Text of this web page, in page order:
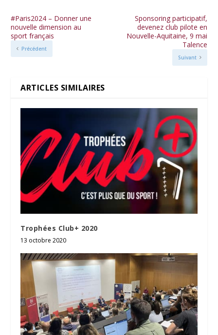
#Paris2024 – Donner une
nouvelle dimension au
sport français
Précédent
Sponsoring participatif,
devenez club pilote en
Nouvelle-Aquitaine, 9 mai
Talence
Suivant
ARTICLES SIMILAIRES
Trophées Club+ 2020
13 octobre 2020